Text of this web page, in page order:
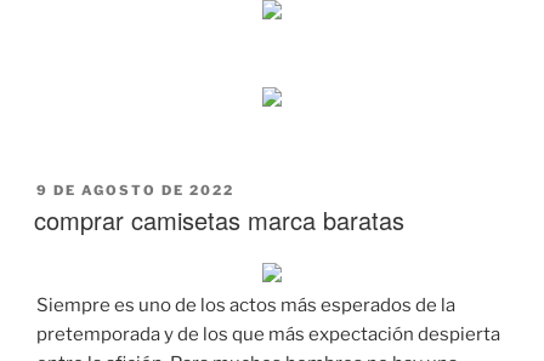
PUBLICADO
9 DE AGOSTO DE 2022
comprar camisetas marca baratas
Siempre es uno de los actos más esperados de la
pretemporada y de los que más expectación despierta